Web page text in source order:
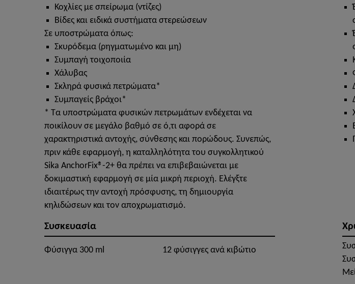
Κοχλίες με σπείρωμα (ντίζες)
Βίδες και ειδικά συστήματα στερεώσεων
Σε υποστρώματα όπως:
Σκυρόδεμα (ρηγματωμένο και μη)
Συμπαγή τοιχοποιία
Χάλυβας
Σκληρά φυσικά πετρώματα*
Συμπαγείς βράχοι*
* Τα υποστρώματα φυσικών πετρωμάτων ενδέχεται να
ποικίλουν σε μεγάλο βαθμό σε ό,τι αφορά σε
χαρακτηριστικά αντοχής, σύνθεσης και πορώδους. Συνεπώς,
πριν κάθε εφαρμογή, η καταλληλότητα του συγκολλητικού
Sika AnchorFix®-2+ θα πρέπει να επιβεβαιώνεται με
δοκιμαστική εφαρμογή σε μία μικρή περιοχή. Ελέγξτε
ιδιαιτέρως την αντοχή πρόσφυσης, τη δημιουργία
κηλιδώσεων και τον αποχρωματισμό.
Συσκευασία
Φύσιγγα 300 ml 12 φύσιγγες ανά κιβώτιο